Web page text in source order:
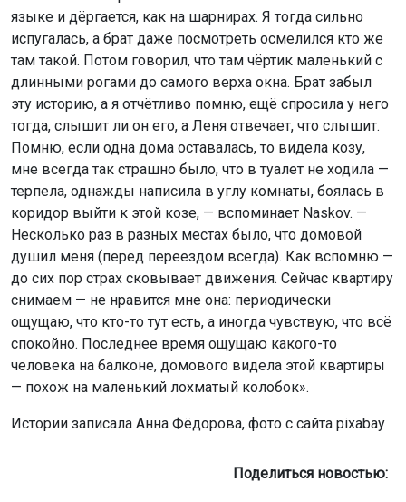
языке и дёргается, как на шарнирах. Я тогда сильно
испугалась, а брат даже посмотреть осмелился кто же
там такой. Потом говорил, что там чёртик маленький с
длинными рогами до самого верха окна. Брат забыл
эту историю, а я отчётливо помню, ещё спросила у него
тогда, слышит ли он его, а Леня отвечает, что слышит.
Помню, если одна дома оставалась, то видела козу,
мне всегда так страшно было, что в туалет не ходила —
терпела, однажды написила в углу комнаты, боялась в
коридор выйти к этой козе, — вспоминает Naskov. —
Несколько раз в разных местах было, что домовой
душил меня (перед переездом всегда). Как вспомню —
до сих пор страх сковывает движения. Сейчас квартиру
снимаем — не нравится мне она: периодически
ощущаю, что кто-то тут есть, а иногда чувствую, что всё
спокойно. Последнее время ощущаю какого-то
человека на балконе, домового видела этой квартиры
— похож на маленький лохматый колобок».
Истории записала Анна Фёдорова, фото с сайта pixabay
Поделиться новостью: